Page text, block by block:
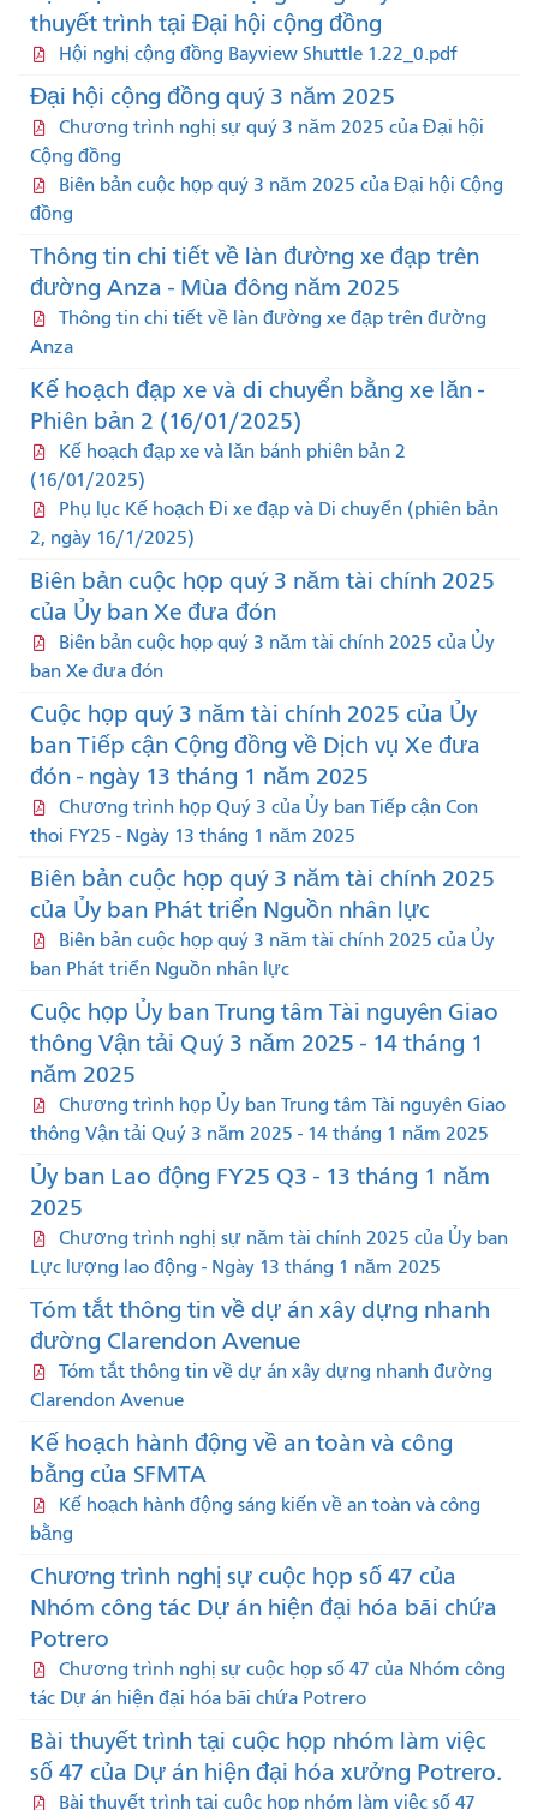
thuyết trình tại Đại hội cộng đồng
Hội nghị cộng đồng Bayview Shuttle 1.22_0.pdf
Đại hội cộng đồng quý 3 năm 2025
Chương trình nghị sự quý 3 năm 2025 của Đại hội
Cộng đồng
Biên bản cuộc họp quý 3 năm 2025 của Đại hội Cộng
đồng
Thông tin chi tiết về làn đường xe đạp trên
đường Anza - Mùa đông năm 2025
Thông tin chi tiết về làn đường xe đạp trên đường
Anza
Kế hoạch đạp xe và di chuyển bằng xe lăn -
Phiên bản 2 (16/01/2025)
Kế hoạch đạp xe và lăn bánh phiên bản 2
(16/01/2025)
Phụ lục Kế hoạch Đi xe đạp và Di chuyển (phiên bản
2, ngày 16/1/2025)
Biên bản cuộc họp quý 3 năm tài chính 2025
của Ủy ban Xe đưa đón
Biên bản cuộc họp quý 3 năm tài chính 2025 của Ủy
ban Xe đưa đón
Cuộc họp quý 3 năm tài chính 2025 của Ủy
ban Tiếp cận Cộng đồng về Dịch vụ Xe đưa
đón - ngày 13 tháng 1 năm 2025
Chương trình họp Quý 3 của Ủy ban Tiếp cận Con
thoi FY25 - Ngày 13 tháng 1 năm 2025
Biên bản cuộc họp quý 3 năm tài chính 2025
của Ủy ban Phát triển Nguồn nhân lực
Biên bản cuộc họp quý 3 năm tài chính 2025 của Ủy
ban Phát triển Nguồn nhân lực
Cuộc họp Ủy ban Trung tâm Tài nguyên Giao
thông Vận tải Quý 3 năm 2025 - 14 tháng 1
năm 2025
Chương trình họp Ủy ban Trung tâm Tài nguyên Giao
thông Vận tải Quý 3 năm 2025 - 14 tháng 1 năm 2025
Ủy ban Lao động FY25 Q3 - 13 tháng 1 năm
2025
Chương trình nghị sự năm tài chính 2025 của Ủy ban
Lực lượng lao động - Ngày 13 tháng 1 năm 2025
Tóm tắt thông tin về dự án xây dựng nhanh
đường Clarendon Avenue
Tóm tắt thông tin về dự án xây dựng nhanh đường
Clarendon Avenue
Kế hoạch hành động về an toàn và công
bằng của SFMTA
Kế hoạch hành động sáng kiến ​​về an toàn và công
bằng
Chương trình nghị sự cuộc họp số 47 của
Nhóm công tác Dự án hiện đại hóa bãi chứa
Potrero
Chương trình nghị sự cuộc họp số 47 của Nhóm công
tác Dự án hiện đại hóa bãi chứa Potrero
Bài thuyết trình tại cuộc họp nhóm làm việc
số 47 của Dự án hiện đại hóa xưởng Potrero.
Bài thuyết trình tại cuộc họp nhóm làm việc số 47